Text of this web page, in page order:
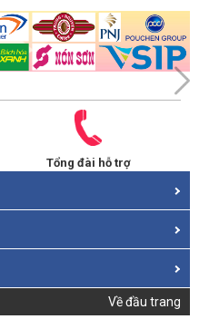
Tổng đài hỗ trợ
Về đầu trang